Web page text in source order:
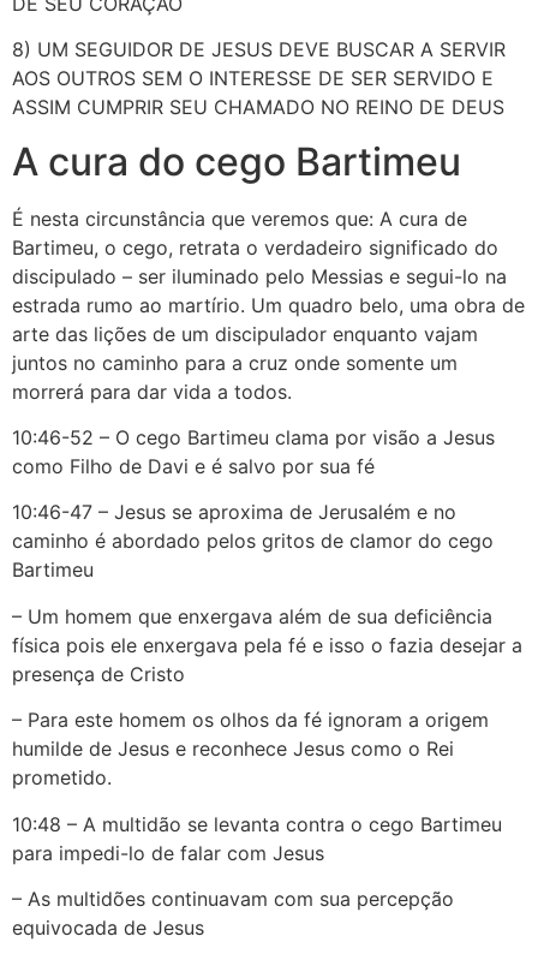
8) UM SEGUIDOR DE JESUS DEVE BUSCAR A SERVIR
AOS OUTROS SEM O INTERESSE DE SER SERVIDO E
ASSIM CUMPRIR SEU CHAMADO NO REINO DE DEUS
A cura do cego Bartimeu
É nesta circunstância que veremos que: A cura de
Bartimeu, o cego, retrata o verdadeiro significado do
discipulado – ser iluminado pelo Messias e segui-lo na
estrada rumo ao martírio. Um quadro belo, uma obra de
arte das lições de um discipulador enquanto vajam
juntos no caminho para a cruz onde somente um
morrerá para dar vida a todos.
10:46-52 – O cego Bartimeu clama por visão a Jesus
como Filho de Davi e é salvo por sua fé
10:46-47 – Jesus se aproxima de Jerusalém e no
caminho é abordado pelos gritos de clamor do cego
Bartimeu
– Um homem que enxergava além de sua deficiência
física pois ele enxergava pela fé e isso o fazia desejar a
presença de Cristo
– Para este homem os olhos da fé ignoram a origem
humilde de Jesus e reconhece Jesus como o Rei
prometido.
10:48 – A multidão se levanta contra o cego Bartimeu
para impedi-lo de falar com Jesus
– As multidões continuavam com sua percepção
equivocada de Jesus